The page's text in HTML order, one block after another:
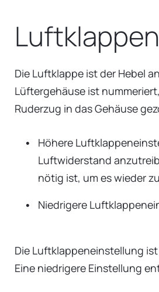
Die Luftklappe ist der Hebel
Lüftergehäuse ist
Ruderzug in das Gehäuse
Höhere
Luftwiderstand
nötig ist, um es wieder
Niedrigere
Die Luftklappeneinstellung
Eine niedrigere Einstellung